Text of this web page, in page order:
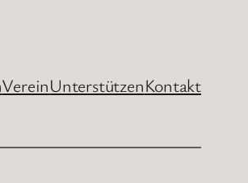
VereinUnterstützenKontakt